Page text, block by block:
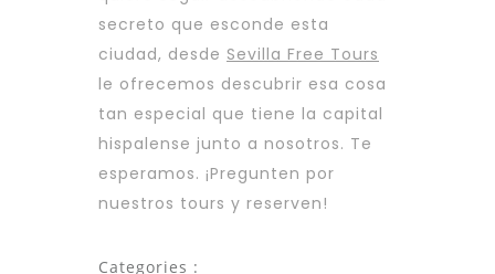
secreto que esconde esta
ciudad, desde Sevilla Free Tours
le ofrecemos descubrir esa cosa
tan especial que tiene la capital
hispalense junto a nosotros. Te
esperamos. ¡Pregunten por
nuestros tours y reserven!
Categories :